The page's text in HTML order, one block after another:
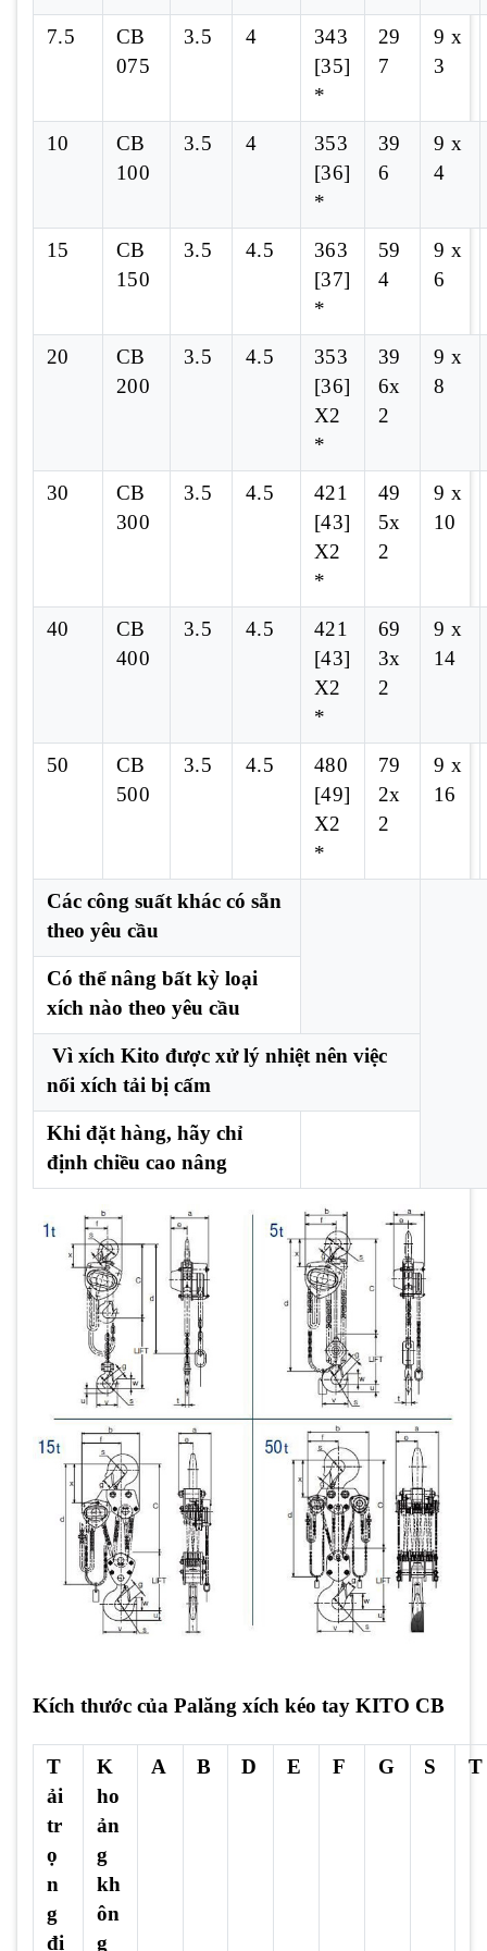
7.5
CB
075
3.5 4
343
[35]
*
29
7
9 x
3
10
CB
100
3.5 4
353
[36]
*
39
6
9 x
4
15
CB
150
3.5 4.5
363
[37]
*
59
4
9 x
6
20
CB
200
3.5 4.5
353
[36]
X2
*
39
6x
2
9 x
8
30
CB
300
3.5 4.5
421
[43]
X2
*
49
5x
2
9 x
10
40
CB
400
3.5 4.5
421
[43]
X2
*
69
3x
2
9 x
14
50
CB
500
3.5 4.5
480
[49]
X2
*
79
2x
2
9 x
16
Các công suất khác có sẵn
theo yêu cầu
Có thể nâng bất kỳ loại
xích nào theo yêu cầu
Vì xích Kito được xử lý nhiệt nên việc
nối xích tải bị cấm
Khi đặt hàng, hãy chỉ
định chiều cao nâng
Kích thước của Palăng xích kéo tay KITO CB
T
ải
tr
ọ
n
g
đị
K
ho
ản
g
kh
ôn
g
A B D E F G S T